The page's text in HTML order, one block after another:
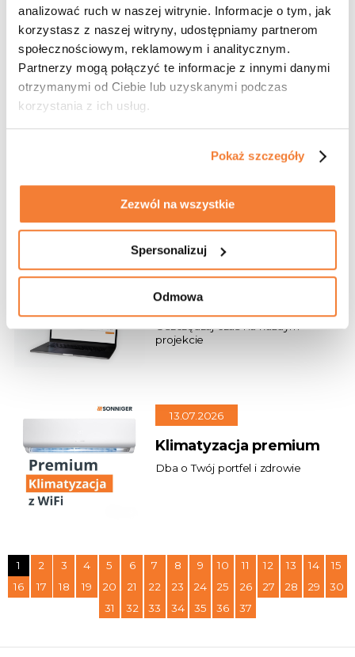
analizować ruch w naszej witrynie. Informacje o tym, jak
korzystasz z naszej witryny, udostępniamy partnerom
społecznościowym, reklamowym i analitycznym.
Partnerzy mogą połączyć te informacje z innymi danymi
otrzymanymi od Ciebie lub uzyskanymi podczas
korzystania z ich usług.
Pokaż szczegóły
Zezwól na wszystkie
Spersonalizuj
Odmowa
Dołącz do naszych partnerów!
27.07.2026
Realizacja
Gdynia wybiera kurtyny GUARD!
21.07.2026
i gotowa dokumentacja
Oszczędzaj czas na każdym
projekcie
13.07.2026
Klimatyzacja premium
Dba o Twój portfel i zdrowie
1 2 3 4 5 6 7 8 9 10 11 12 13 14
15
16
17 18 19 20 21 22 23 24 25 26 27 28 29
30
31
32 33 34 35 36 37